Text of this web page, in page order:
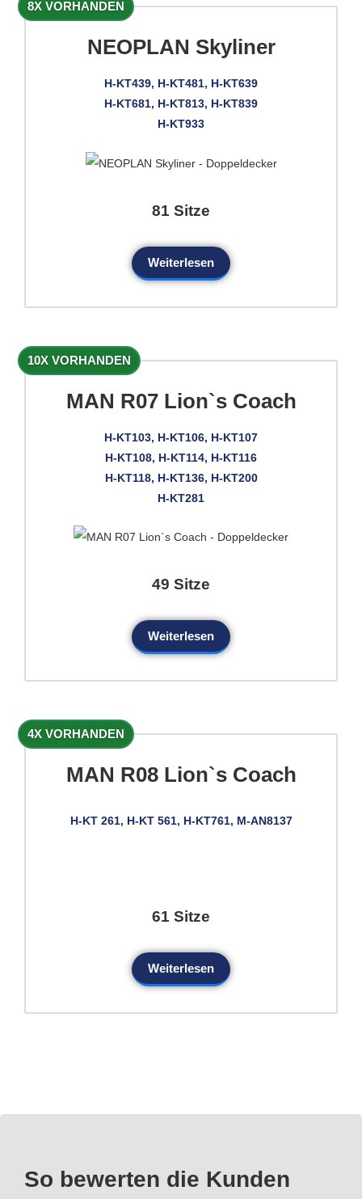
8X VORHANDEN
NEOPLAN Skyliner
H-KT439, H-KT481, H-KT639
H-KT681, H-KT813, H-KT839
H-KT933
81 Sitze
Weiterlesen
10X VORHANDEN
MAN R07 Lion`s Coach
H-KT103, H-KT106, H-KT107
H-KT108, H-KT114, H-KT116
H-KT118, H-KT136, H-KT200
H-KT281
49 Sitze
Weiterlesen
4X VORHANDEN
MAN R08 Lion`s Coach
H-KT 261, H-KT 561, H-KT761, M-AN8137
61 Sitze
Weiterlesen
So bewerten die Kunden